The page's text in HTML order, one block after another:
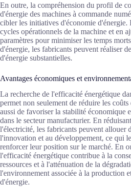
En outre, la compréhension du profil de
d'énergie des machines à commande
cibler les initiatives d'économie d'énergie.
cycles opérationnels de la machine et en
paramètres pour minimiser les temps
d'énergie, les fabricants peuvent réaliser
d'énergie substantielles.
Avantages économiques et
La recherche de l'efficacité énergétique
permet non seulement de réduire les
aussi de favoriser la stabilité économique
dans le secteur manufacturier. En
l'électricité, les fabricants peuvent allouer
l'innovation et au développement, ce qui
renforcer leur position sur le marché. En
l'efficacité énergétique contribue à la
ressources et à l'atténuation de la
l'environnement associée à la production
d'énergie.